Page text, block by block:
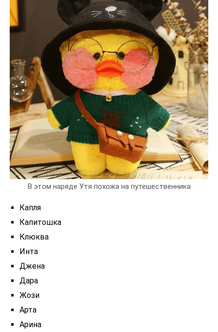
В этом наряде Утя похожа на путешественника
Капля
Капитошка
Клюква
Инта
Джена
Дара
Жози
Арта
Арина